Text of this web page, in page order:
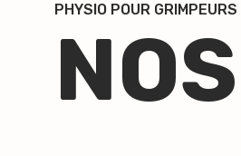
PHYSIO POUR